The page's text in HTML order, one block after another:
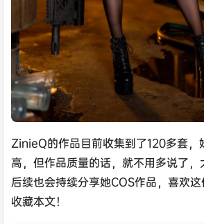
ZinieQ的作品目前收集到了120多套，
高，但作品质量的话，就不用多说了
后续也会持续分享她COS作品，喜欢
收藏本文！